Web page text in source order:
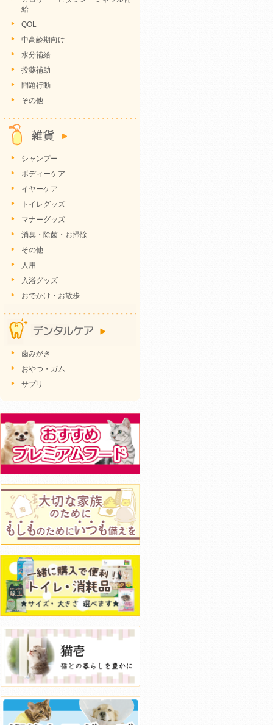
給
QOL
中高齢期向け
水分補給
投薬補助
問題行動
その他
シャンプー
ボディーケア
イヤーケア
トイレグッズ
マナーグッズ
消臭・除菌・お掃除
その他
人用
入浴グッズ
おでかけ・お散歩
歯みがき
おやつ・ガム
サプリ